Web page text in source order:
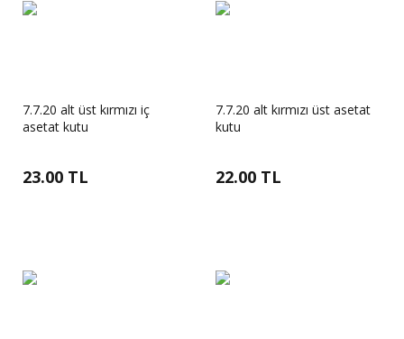
7.7.20 alt üst kırmızı iç
asetat kutu
23.00 TL
7.7.20 alt kırmızı üst asetat
kutu
22.00 TL